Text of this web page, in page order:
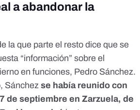
a abandonar la
la que parte el resto dice que se
“información” sobre el
en funciones, Pedro Sánchez.
Sánchez se había reunido con
de septiembre en Zarzuela, de